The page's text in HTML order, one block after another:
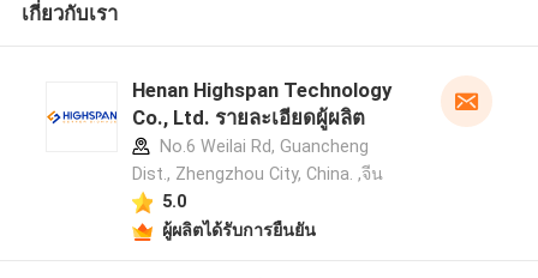
เกี่ยวกับเรา
Henan Highspan Technology
Co., Ltd. รายละเอียดผู้ผลิต
No.6 Weilai Rd, Guancheng
Dist., Zhengzhou City, China. ,จีน
5.0
ผู้ผลิตได้รับการยืนยัน